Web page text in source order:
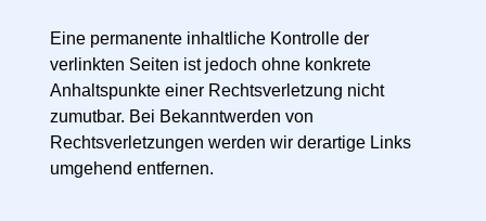
Eine permanente inhaltliche Kontrolle der
verlinkten Seiten ist jedoch ohne konkrete
Anhaltspunkte einer Rechtsverletzung nicht
zumutbar. Bei Bekanntwerden von
Rechtsverletzungen werden wir derartige Links
umgehend entfernen.